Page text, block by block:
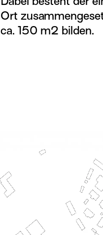
Ort
ca. 150 m2 bilden.